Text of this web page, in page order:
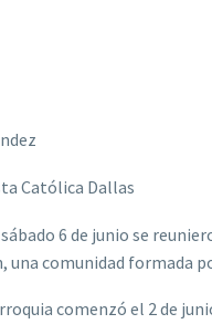
Católica Dallas
6 de junio se
una comunidad formada
comenzó el 2 de